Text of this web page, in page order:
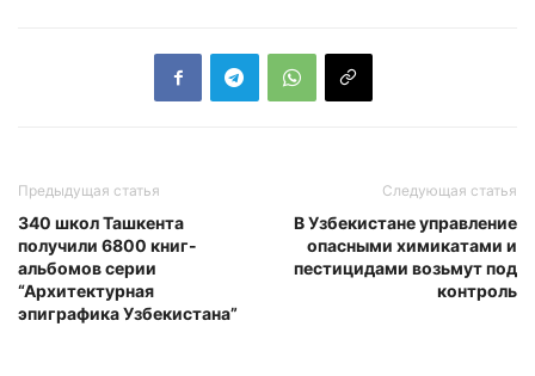
Предыдущая статья
340 школ Ташкента
получили 6800 книг-
альбомов серии
“Архитектурная
эпиграфика Узбекистана”
Следующая статья
В Узбекистане управление
опасными химикатами и
пестицидами возьмут под
контроль